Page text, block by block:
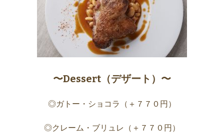
〜Dessert（デザート）〜
◎ガトー・ショコラ（＋７７０円）
◎クレーム・ブリュレ（＋７７０円）